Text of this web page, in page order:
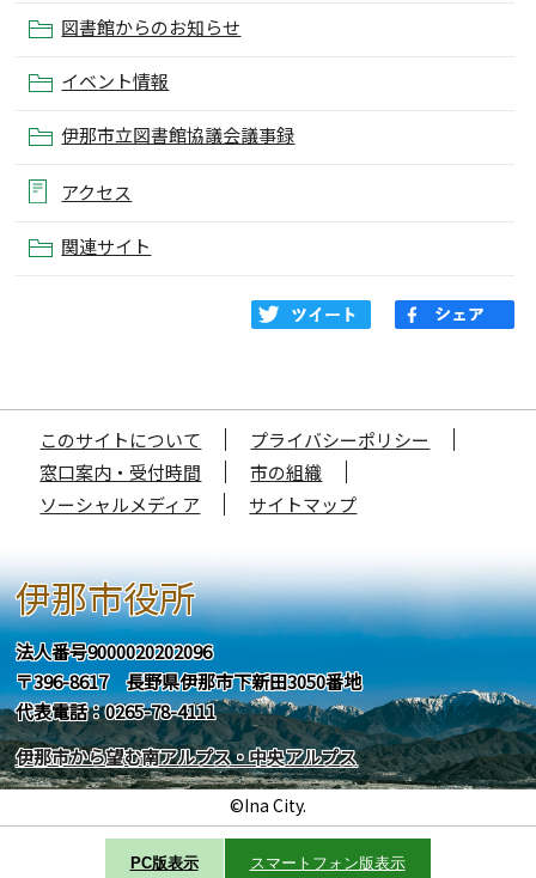
図書館からのお知らせ
イベント情報
伊那市立図書館協議会議事録
アクセス
関連サイト
このサイトについて
プライバシーポリシー
窓口案内・受付時間
市の組織
ソーシャルメディア
サイトマップ
伊那市役所
法人番号9000020202096
〒396-8617 長野県伊那市下新田3050番地
代表電話：0265-78-4111
伊那市から望む南アルプス・中央アルプス
©Ina City.
PC版表示 スマートフォン版表示